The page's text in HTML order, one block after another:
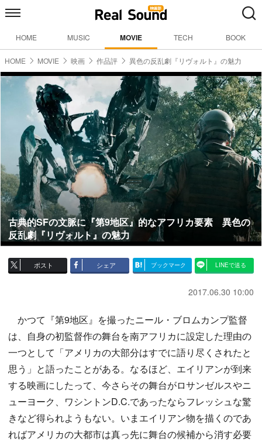
HOME MUSIC MOVIE TECH BOOK
HOME MOVIE 映画 作品評 異色の反乱劇『リヴォルト』の魅力
古典的SFの文脈に『第9地区』的なアフリカ要素 異色の
反乱劇『リヴォルト』の魅力
ポスト シェア ブックマーク LINEで送る
2017.06.30 10:00
かつて『第9地区』を撮ったニール・ブロムカンプ監督
は、自身の初監督作の舞台を南アフリカに設定した理由の
一つとして「アメリカの大部分はすでに語り尽くされたと
思う」と語ったことがある。なるほど、エイリアンが到来
する映画にしたって、今さらその舞台がロサンゼルスやニ
ューヨーク、ワシントンD.C.であったならフレッシュな驚
きなど得られようもない。いまエイリアン物を描くのであ
ればアメリカの大都市は真っ先に舞台の候補から消す必要